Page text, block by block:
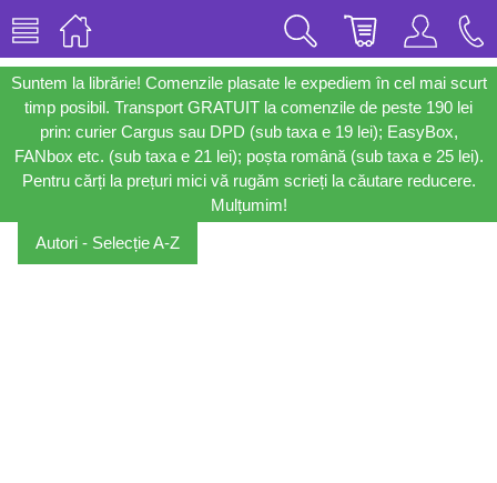
Suntem la librărie! Comenzile plasate le expediem în cel mai scurt
timp posibil. Transport GRATUIT la comenzile de peste 190 lei
prin: curier Cargus sau DPD (sub taxa e 19 lei); EasyBox,
FANbox etc. (sub taxa e 21 lei); poșta română (sub taxa e 25 lei).
Pentru cărți la prețuri mici vă rugăm scrieți la căutare reducere.
Mulțumim!
Autori - Selecție A-Z